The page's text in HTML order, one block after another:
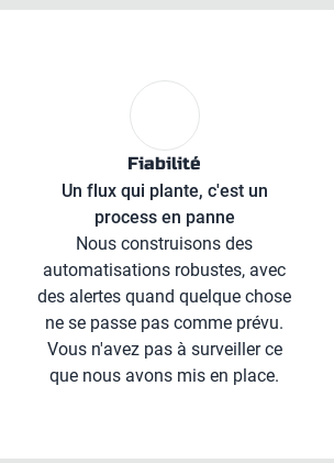
Fiabilité
Un flux qui plante, c'est un
process en panne
Nous construisons des
automatisations robustes, avec
des alertes quand quelque chose
ne se passe pas comme prévu.
Vous n'avez pas à surveiller ce
que nous avons mis en place.